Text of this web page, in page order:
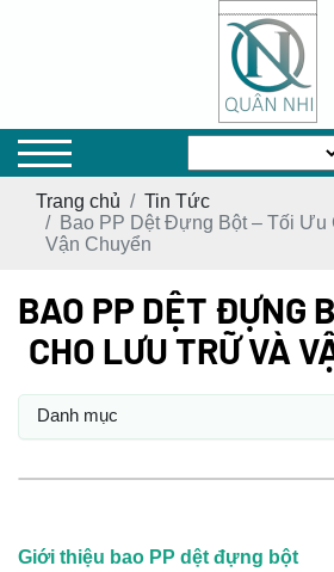
Trang chủ
Tin Tức
Bao PP Dệt Đựng Bột – Tối Ưu
Vận Chuyển
BAO PP DỆT ĐỰNG
CHO LƯU TRỮ VÀ
Danh mục
Giới thiệu bao PP dệt đựng bột